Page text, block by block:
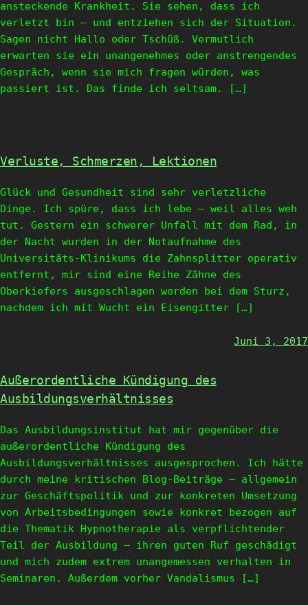
ansteckende Krankheit. Sie sehen, dass ich
verletzt bin – und entziehen sich der Situation.
Sagen nicht Hallo oder Tschüß. Vermutlich
erwarten sie ein unangenehmes oder anstrengendes
Gespräch, wenn sie mich fragen würden, was
passiert ist. Das finde ich seltsam. […]
Verluste, Schmerzen, Lektionen
Glück und Gesundheit sind sehr verletzliche
Dinge. Ich spüre, dass ich lebe – weil alles weh
tut. Gestern ein schwerer Unfall mit dem Rad, in
der Nacht wurden in der Notaufnahme des
Universitäts-Klinikums die Zahnsplitter operativ
entfernt, mir sind eine Reihe Zähne des
Oberkiefers ausgeschlagen worden bei dem Sturz,
nachdem ich mit Wucht ein Eisengitter […]
Juni 3, 2017
Außerordentliche Kündigung des
Ausbildungsverhältnisses
Das Ausbildungsinstitut hat mir gegenüber die
außerordentliche Kündigung des
Ausbildungsverhältnisses ausgesprochen. Ich hätte
durch meine kritischen Blog-Beiträge – allgemein
zur Geschäftspolitik und zur konkreten Umsetzung
von Arbeitsbedingungen sowie konkret bezogen auf
die Thematik Hypnotherapie als verpflichtender
Teil der Ausbildung – ihren guten Ruf geschädigt
und mich zudem extrem unangemessen verhalten in
Seminaren. Außerdem vorher Vandalismus […]